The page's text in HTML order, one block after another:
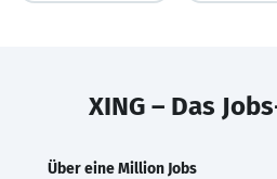
XING – Das
Über eine Million Jobs